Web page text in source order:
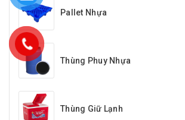
Pallet Nhựa
Thùng Phuy Nhựa
Thùng Giữ Lạnh